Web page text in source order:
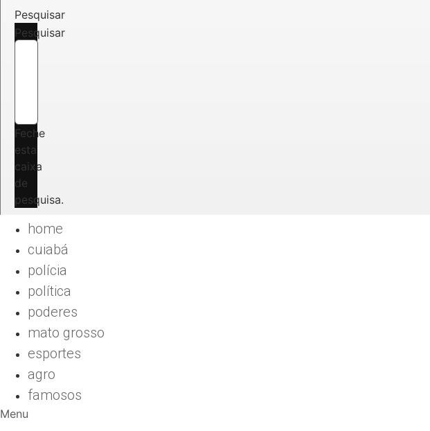
Pesquisar
Pesquisar
Feche
esta
caixa
de
pesquisa.
home
cuiabá
polícia
política
poderes
mato grosso
esportes
agro
famosos
Menu